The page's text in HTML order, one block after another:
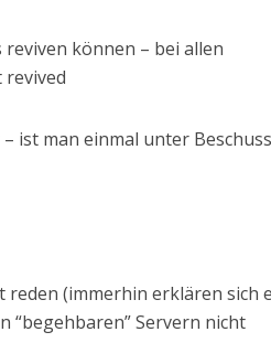
reviven können – bei allen
revived
ist man einmal unter Beschuss
(immerhin erklären sich
“begehbaren” Servern nicht